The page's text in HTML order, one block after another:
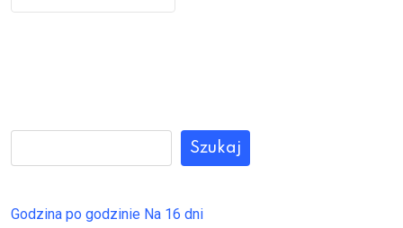
Szukaj
Godzina po godzinie Na 16 dni